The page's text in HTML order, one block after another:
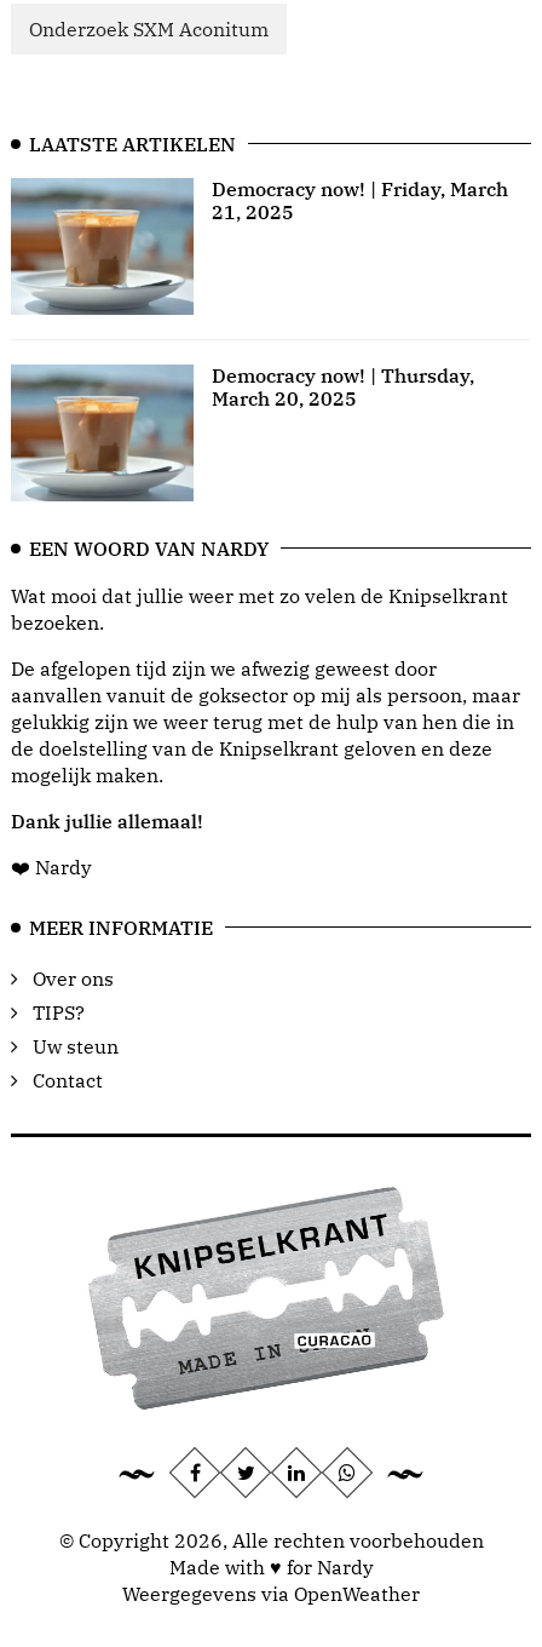
Onderzoek SXM Aconitum
LAATSTE ARTIKELEN
Democracy now! | Friday, March
21, 2025
Democracy now! | Thursday,
March 20, 2025
EEN WOORD VAN NARDY
Wat mooi dat jullie weer met zo velen de Knipselkrant
bezoeken.
De afgelopen tijd zijn we afwezig geweest door
aanvallen vanuit de goksector op mij als persoon, maar
gelukkig zijn we weer terug met de hulp van hen die in
de doelstelling van de Knipselkrant geloven en deze
mogelijk maken.
Dank jullie allemaal!
❤️ Nardy
MEER INFORMATIE
Over ons
TIPS?
Uw steun
Contact
© Copyright 2026, Alle rechten voorbehouden
Made with ♥ for Nardy
Weergegevens via OpenWeather